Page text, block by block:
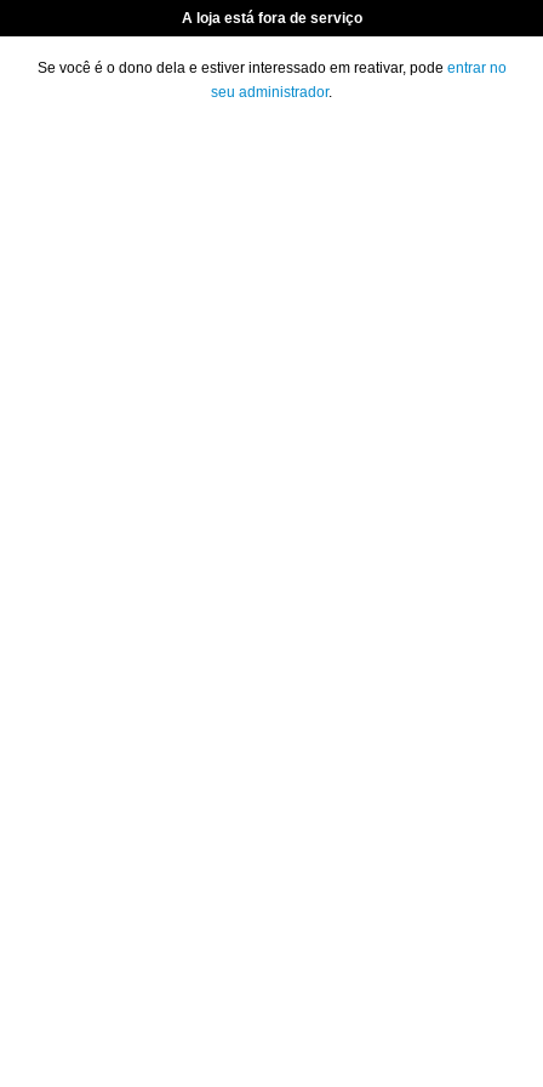
A loja está fora de serviço
Se você é o dono dela e estiver interessado em reativar, pode entrar no
seu administrador.